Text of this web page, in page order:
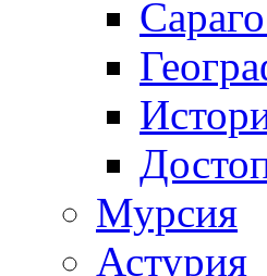
Мурсия
Астурия